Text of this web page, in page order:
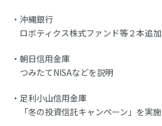
沖縄銀行
ロボティクス株式ファンド等２本追加
朝日信用金庫
つみたてNISAなどを説明
足利小山信用金庫
「冬の投資信託キャンペーン」を実施